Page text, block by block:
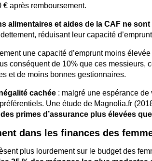
après remboursement.
alimentaires et aides de la CAF ne
réduisant leur capacité
une capacité d’emprunt moins
conséquent de 10% que ces messieurs,
et de moins bonnes gestionnaires.
cachée : malgré une espérance
Une étude de Magnolia.fr
primes d’assurance plus élevées
dans les finances des
plus lourdement sur le budget des